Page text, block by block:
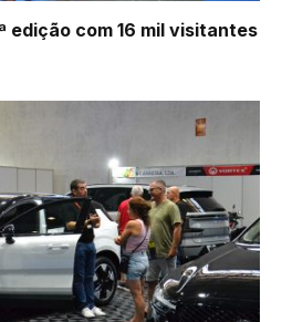
edição com 16 mil visitantes